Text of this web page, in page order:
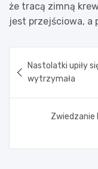
że tracą zimną
jest przejściowa, a
wpisu
Nastolatki upiły
wytrzymała
Zwiedzanie